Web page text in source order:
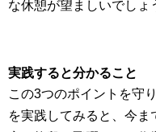
な休憩が望ましいでしょ
実践すると分かること
この3つのポイントを守
を実践してみると、今